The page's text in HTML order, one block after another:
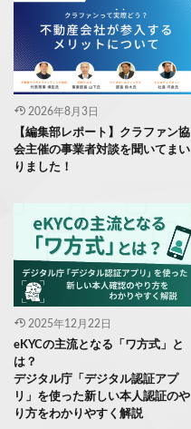
2026年8月3日
【編集部レポート】クラファン協
会主催の事業者対談を聞いてまい
りました！
2025年12月22日
eKYCの主流となる「ワ方式」と
は？
デジタル庁「デジタル認証アプ
リ」を使った新しい本人認証のや
り方をわかりやすく解説